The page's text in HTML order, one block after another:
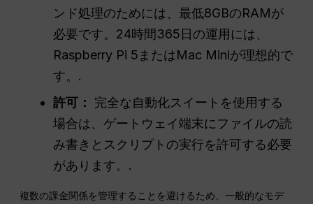
ンド処理のためには、最低8GBのRAMが
必要です。24時間365日の運用には、
Raspberry Pi 5またはMac Miniが理想的で
す。.
許可：
完全な自動化スイートを使用する
場合は、ゲートウェイ端末にファイルの読
み書きとスクリプトの実行を許可する必要
があります。.
複数の課金関係を管理することを避けるため、一般的なモデ